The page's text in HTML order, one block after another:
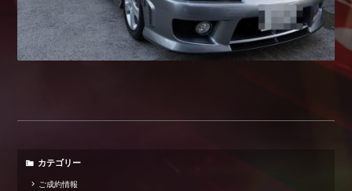
カテゴリー
ご成約情報